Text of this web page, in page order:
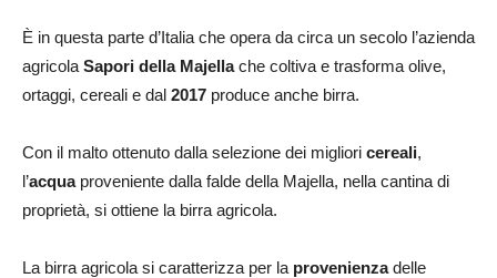
È in questa parte d’Italia che opera da circa un secolo l’azienda
agricola Sapori della Majellache coltiva e trasforma olive,
ortaggi, cereali e dal 2017 produce anche birra.
Con il malto ottenuto dalla selezione dei migliori cereali,
l’acquaproveniente dalla falde della Majella, nella cantina di
proprietà, si ottiene la birra agricola.
La birra agricola si caratterizza per la provenienzadelle